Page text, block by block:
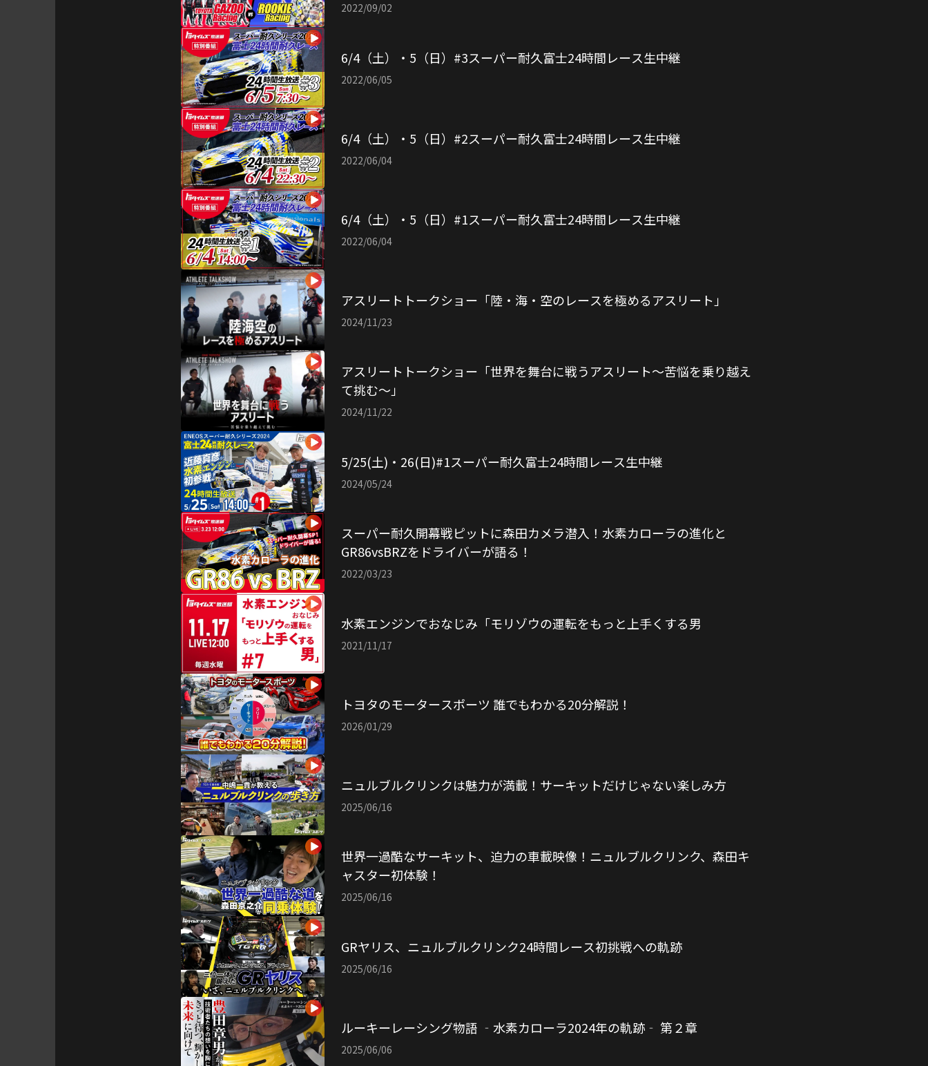
2022/09/02
6/4（土）・5（日）#3スーパー耐久富士24時間レース生中継
2022/06/05
6/4（土）・5（日）#2スーパー耐久富士24時間レース生中継
2022/06/04
6/4（土）・5（日）#1スーパー耐久富士24時間レース生中継
2022/06/04
アスリートトークショー「陸・海・空のレースを極めるアスリート」
2024/11/23
アスリートトークショー「世界を舞台に戦うアスリート～苦悩を乗り越え
て挑む〜」
2024/11/22
5/25(土)・26(日)#1スーパー耐久富士24時間レース生中継
2024/05/24
スーパー耐久開幕戦ピットに森田カメラ潜入！水素カローラの進化と
GR86vsBRZをドライバーが語る！
2022/03/23
水素エンジンでおなじみ「モリゾウの運転をもっと上手くする男
2021/11/17
トヨタのモータースポーツ 誰でもわかる20分解説！
2026/01/29
ニュルブルクリンクは魅力が満載！サーキットだけじゃない楽しみ方
2025/06/16
世界一過酷なサーキット、迫力の車載映像！ニュルブルクリンク、森田キ
ャスター初体験！
2025/06/16
GRヤリス、ニュルブルクリンク24時間レース初挑戦への軌跡
2025/06/16
ルーキーレーシング物語 ‐水素カローラ2024年の軌跡‐ 第２章
2025/06/06